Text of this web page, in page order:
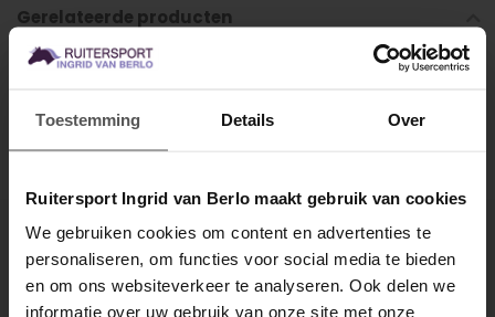
Toestemming Details Over
Ruitersport Ingrid van Berlo maakt gebruik van cookies
We gebruiken cookies om content en advertenties te
personaliseren, om functies voor social media te bieden
en om ons websiteverkeer te analyseren. Ook delen we
informatie over uw gebruik van onze site met onze
Gerelateerde producten
Abonneer je op onze nieuwsbrief
Blijf op de hoogte over onze laatste acties
MELD JE AAN VOOR